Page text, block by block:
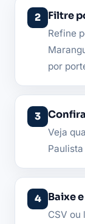
Filtre
Refine
por
Veja
Baixe
CSV ou